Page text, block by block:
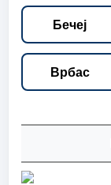
Бечеј
Врбас